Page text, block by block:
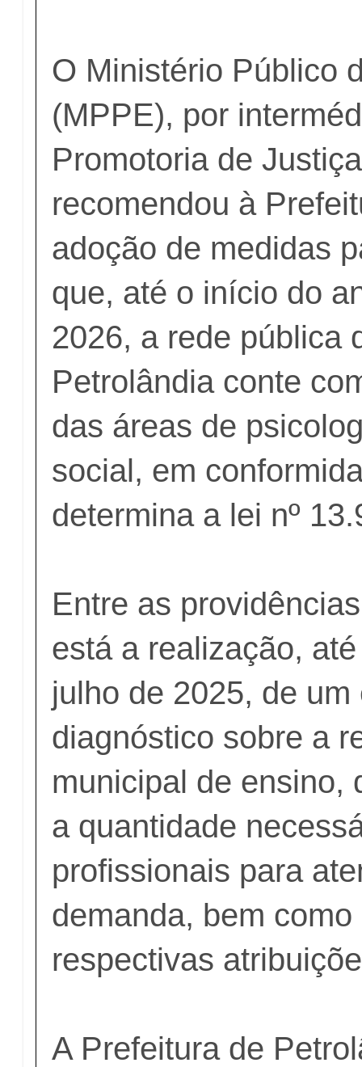
O Ministério Público
(MPPE), por
Promotoria de
recomendou à
adoção de medidas
que, até o início do
2026, a rede pública
Petrolândia conte
das áreas de
social, em
determina a lei nº
Entre as
está a realização,
julho de 2025, de um
diagnóstico sobre a
municipal de ensino,
a quantidade
profissionais para
demanda, bem
respectivas
A Prefeitura de